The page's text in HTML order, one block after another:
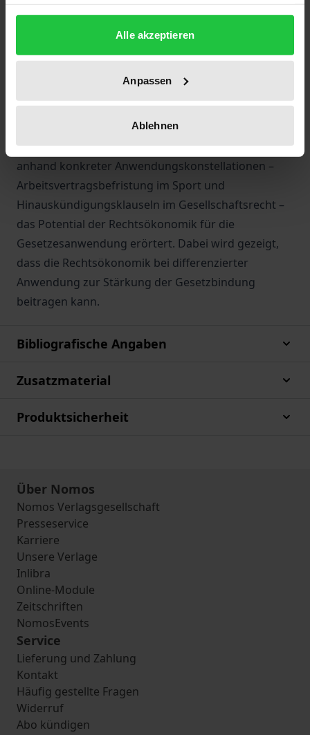
gesammelt haben.
Alle akzeptieren
Anpassen
Ablehnen
wird allerdings in der Anwendung von Gesetzen
immer noch nur zurückhaltend genutzt. Dieses Buch
aufzuzeigen. Dazu wird einerseits eine
methodentheoretische Debatte um die Rolle der
Auslegungsmethodik zur Gewährleistung von
Gesetzesbindung aufgegriffen. Andererseits wird
anhand konkreter Anwendungskonstellationen –
Arbeitsvertragsbefristung im Sport und
Hinauskündigungsklauseln im Gesellschaftsrecht –
das Potential der Rechtsökonomik für die
Gesetzesanwendung erörtert. Dabei wird gezeigt,
dass die Rechtsökonomik bei differenzierter
Anwendung zur Stärkung der Gesetzbindung
beitragen kann.
Bibliografische Angaben
Zusatzmaterial
Produktsicherheit
Über Nomos
Nomos Verlagsgesellschaft
Presseservice
Karriere
Unsere Verlage
Inlibra
Online-Module
Zeitschriften
NomosEvents
Service
Lieferung und Zahlung
Kontakt
Häufig gestellte Fragen
Widerruf
Abo kündigen